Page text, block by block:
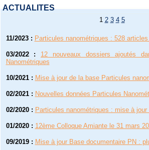
ACTUALITES
1 2 3 4 5
11/2023: Particules nanométriques : 528
03/2022:
12 nouveaux dossiers ajoutés
Nanométriques
10/2021: Mise à jour de la base Particules
02/2021: Nouvelles données Particules
02/2020: Particules nanométriques : mise à jour
01/2020: 12ème Colloque Amiante le 31 mars
09/2019: Mise à jour Base documentaire PN :